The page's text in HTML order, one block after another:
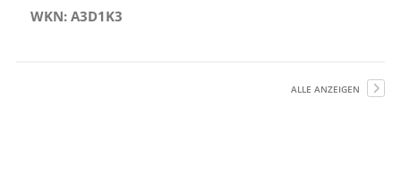
WKN: A3D1K3
ALLE ANZEIGEN